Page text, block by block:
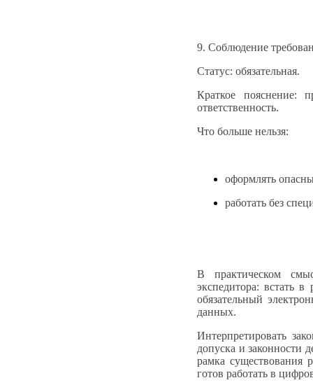
9. Соблюдение
Статус: обязательная.
Краткое пояснение:
ответственность.
Что больше нельзя:
оформлять
работать без
В практическом
экспедитора: встать в
обязательный
данных.
Интерпретировать
допуска и законности
рамка существования
готов работать в